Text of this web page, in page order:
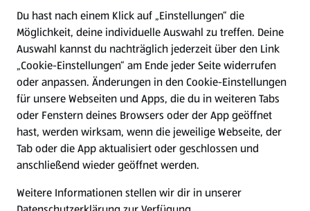
Presse
Hilfe & Kontakt
(öffnet in einem neuen Tab)
Unternehmen
Folge uns hier:
Du hast nach einem Klick auf „Einstellungen“ die
Möglichkeit, deine individuelle Auswahl zu treffen. Deine
Auswahl kannst du nachträglich jederzeit über den Link
„Cookie-Einstellungen“ am Ende jeder Seite widerrufen
oder anpassen. Änderungen in den Cookie-Einstellungen
für unsere Webseiten und Apps, die du in weiteren Tabs
oder Fenstern deines Browsers oder der App geöffnet
hast, werden wirksam, wenn die jeweilige Webseite, der
Tab oder die App aktualisiert oder geschlossen und
anschließend wieder geöffnet werden.
Weitere Informationen stellen wir dir in unserer